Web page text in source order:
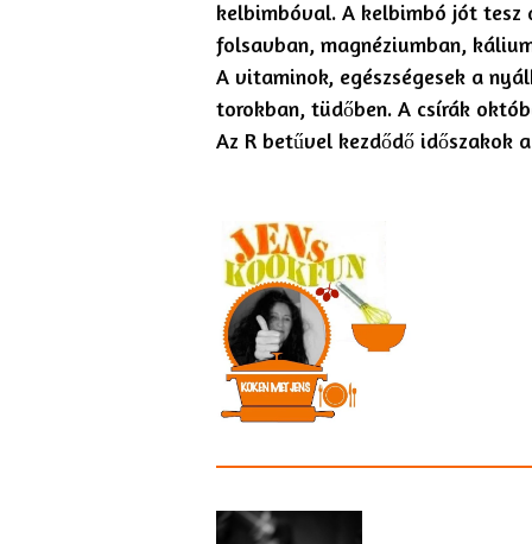
kelbimbóval. A kelbimbó jót tesz
folsavban, magnéziumban,
A vitaminok, egészségesek a
torokban, tüdőben. A csírák
Az R betűvel kezdődő időszakok